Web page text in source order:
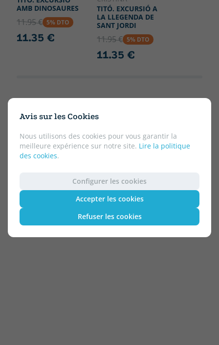
Avis sur les Cookies
Nous utilisons des cookies pour vous garantir la
meilleure expérience sur notre site. Lire la politique
des cookies.
Configurer les cookies
Accepter les cookies
Refuser les cookies
AMB DINOSAURES
11.95 € 5% DTO
11.35 €
TITÓ. EXCURSIÓ A
LA LLEGENDA DE
SANT JORDI
11.95 € 5% DTO
11.35 €